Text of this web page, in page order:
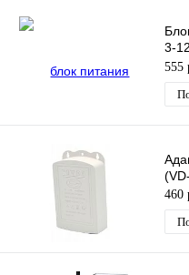
3-
555
460